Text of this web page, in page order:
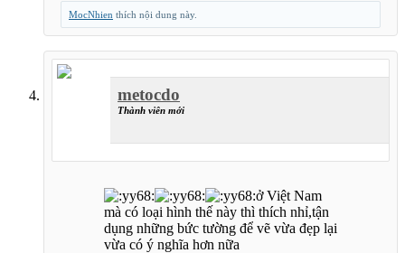
MocNhien thích nội dung này.
metocdo
Thành viên mới
ở Việt Nam
mà có loại hình thế này thì thích nhỉ,tận
dụng những bức tường để vẽ vừa đẹp lại
vừa có ý nghĩa hơn nữa